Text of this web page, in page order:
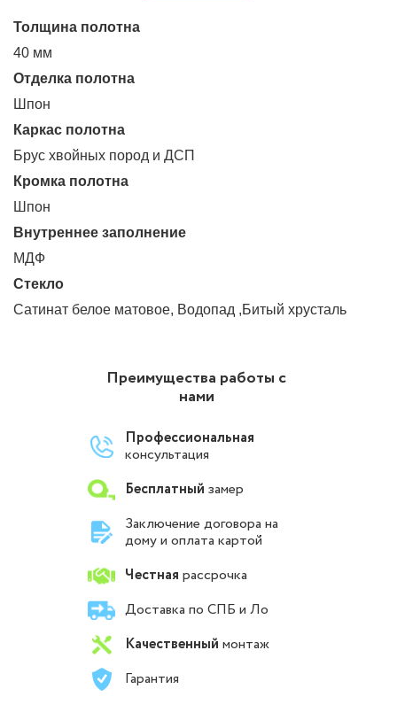
Толщина полотна
40 мм
Отделка полотна
Шпон
Каркас полотна
Брус хвойных пород и ДСП
Кромка полотна
Шпон
Внутреннее заполнение
МДФ
Стекло
Сатинат белое матовое, Водопад ,Битый хрусталь
Преимущества работы с
нами
Профессиональная
консультация
Бесплатный замер
Заключение договора на
дому и оплата картой
Честная рассрочка
Доставка по СПБ и Ло
Качественный монтаж
Гарантия